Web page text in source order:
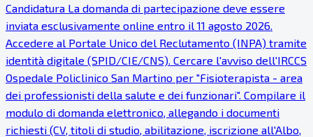
Candidatura La domanda di partecipazione deve essere
inviata esclusivamente online entro il 11 agosto 2026.
Accedere al Portale Unico del Reclutamento (INPA) tramite
identità digitale (SPID/CIE/CNS). Cercare l'avviso dell'IRCCS
Ospedale Policlinico San Martino per "Fisioterapista - area
dei professionisti della salute e dei funzionari". Compilare il
modulo di domanda elettronico, allegando i documenti
richiesti (CV, titoli di studio, abilitazione, iscrizione all'Albo,